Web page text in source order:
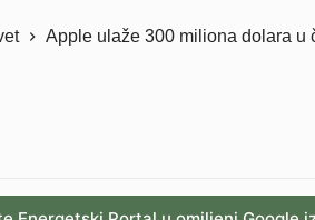
Apple ulaže 300 miliona dolara u